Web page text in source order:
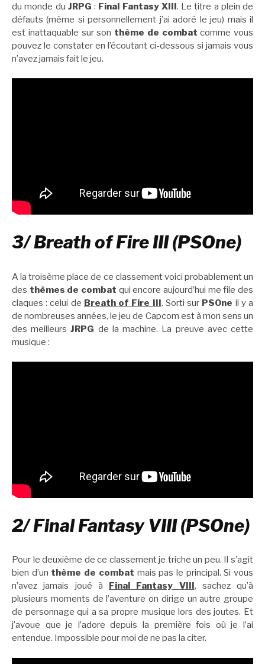
du monde du JRPG : Final Fantasy XIII. Le titre a plein de
défauts (même si personnellement j’ai adoré le jeu) mais il
est inattaquable sur son thème de combat comme vous
pouvez le constater en l’écoutant ci-dessous si jamais vous
n’avez jamais fait le jeu.
3/ Breath of Fire III (PSOne)
A la troisème place de ce classement voici probablement un
des thèmes de combat qui encore aujourd’hui me file des
claques : celui de Breath of Fire III. Sorti sur PSOne il y a
de nombreuses années, le jeu de Capcom est à mon sens un
des meilleursJRPG de la machine. La preuve avec cette
musique :
2/ Final Fantasy VIII (PSOne)
Pour le deuxième de ce classement je triche un peu. Il s’agit
bien d’un thème de combat mais pas le principal. Si vous
n’avez jamais joué à Final Fantasy VIII, sachez qu’à
plusieurs moments de l’aventure on dirige un autre groupe
de personnage qui a sa propre musique lors des joutes. Et
j’avoue que je l’adore depuis la première fois où je l’ai
entendue. Impossible pour moi de ne pas la citer.